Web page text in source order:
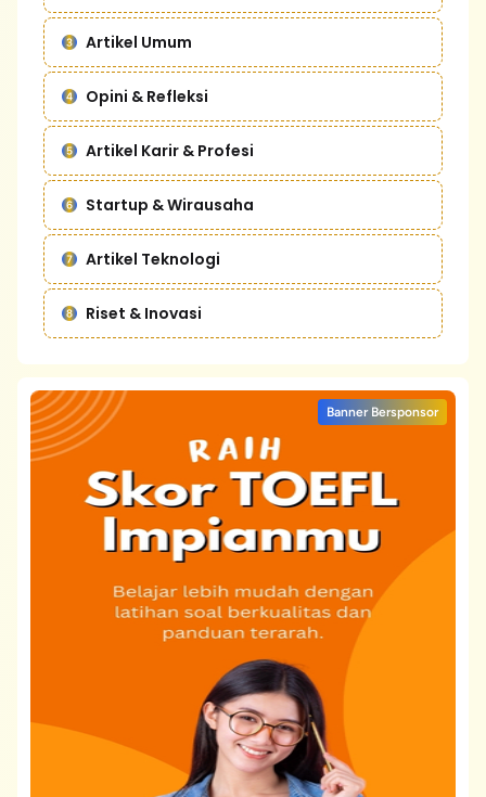
Artikel Umum
Opini & Refleksi
Artikel Karir & Profesi
Startup & Wirausaha
Artikel Teknologi
Riset & Inovasi
Banner Bersponsor